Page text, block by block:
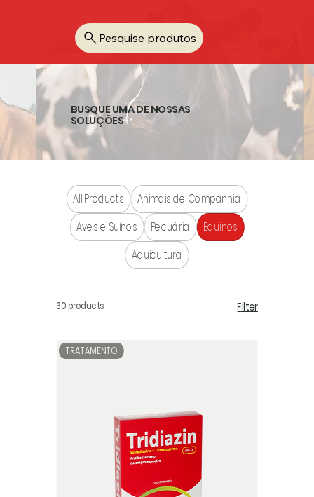
Pesquise produtos
BUSQUE UMA DE NOSSAS
SOLUÇÕES
All Products
Animais de Companhia
Aves e Suínos
Pecuária
Equinos
Aquicultura
30 products Filter
TRATAMENTO